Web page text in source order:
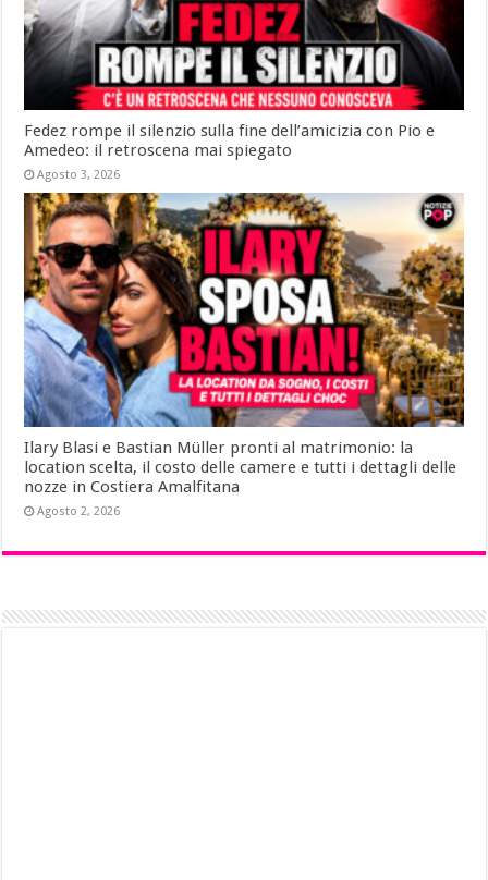
Fedez rompe il silenzio sulla fine dell’amicizia con Pio e
Amedeo: il retroscena mai spiegato
Agosto 3, 2026
Ilary Blasi e Bastian Müller pronti al matrimonio: la
location scelta, il costo delle camere e tutti i dettagli delle
nozze in Costiera Amalfitana
Agosto 2, 2026